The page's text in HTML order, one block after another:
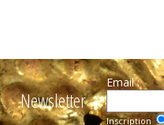
Newsletter
Email :
Inscription